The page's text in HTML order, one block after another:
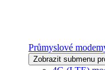
Průmyslové
Zobrazit submenu